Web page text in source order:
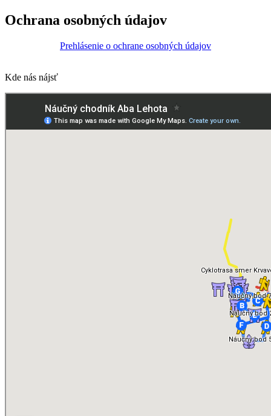
Ochrana osobných údajov
Prehlásenie o ochrane osobných údajov
Kde nás nájsť